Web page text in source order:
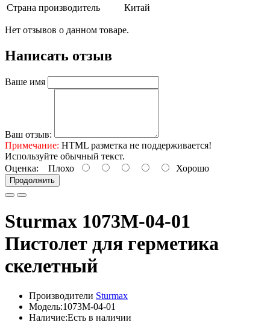
Страна производитель
Китай
Нет отзывов о данном товаре.
Написать отзыв
Ваше имя
Ваш отзыв:
Примечание: HTML разметка не поддерживается!
Используйте обычный текст.
Оценка: Плохо Хорошо
Продолжить
Sturmax 1073M-04-01
Пистолет для герметика
скелетный
Производители Sturmax
Модель:1073M-04-01
Наличие:Есть в наличии